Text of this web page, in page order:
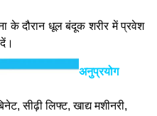
दौरान धूल बंदूक शरीर में प्रवेश
अनुप्रयोग
सीढ़ी लिफ्ट, खाद्य मशीनरी,